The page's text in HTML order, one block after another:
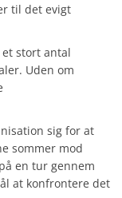
til det evigt
et stort antal
Uden om
sig for at
sommer mod
en tur gennem
at konfrontere det